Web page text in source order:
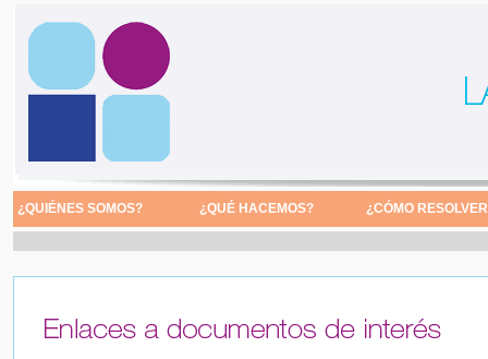
¿QUIÉNES SOMOS? ¿QUÉ HACEMOS? ¿CÓMO